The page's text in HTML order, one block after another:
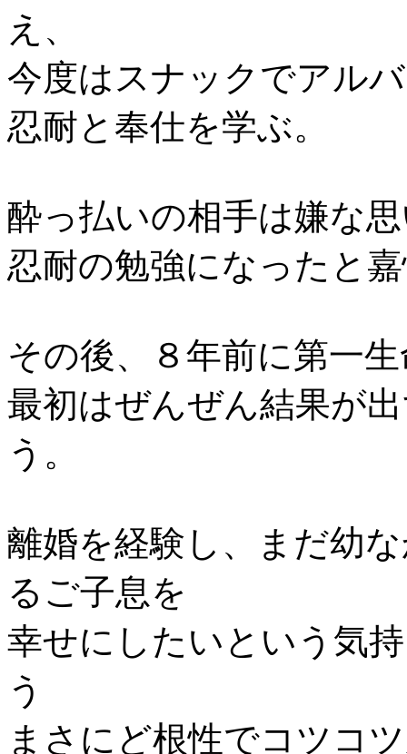
え、
今度はスナックでアル
忍耐と奉仕を学ぶ。
酔っ払いの相手は嫌な
忍耐の勉強になったと
その後、８年前に第一
最初はぜんぜん結果が
う。
離婚を経験し、まだ幼
るご子息を
幸せにしたいという気
う
まさにど根性でコツコ